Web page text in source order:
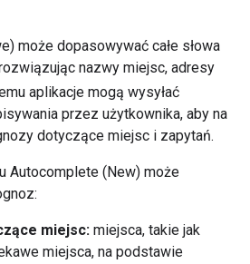
może dopasowywać całe słowa
nazwy miejsc, adresy
aplikacje mogą wysyłać
przez użytkownika, aby na
dotyczące miejsc i zapytań.
Autocomplete (New) może
miejsc: miejsca, takie jak
miejsca, na podstawie